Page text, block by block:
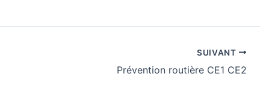
SUIVANT
Prévention routière CE1 CE2